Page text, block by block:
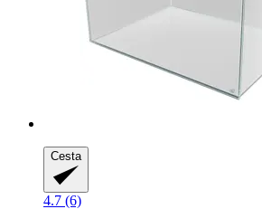
Cesta
4.7 (6)